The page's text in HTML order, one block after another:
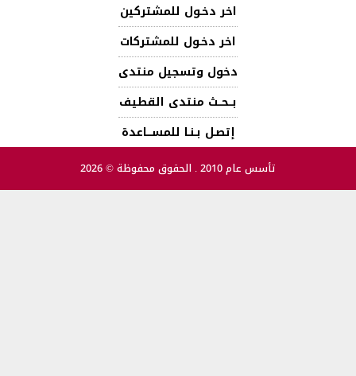
اخر دخـول للمشتركين
اخر دخـول للمشتركات
دخول وتسجيل منتدى
بــحــث منتدى القطيف
إتصـل بـنـا للمســـاعدة
تأسس عام 2010 . الحقوق محفوظة © 2026